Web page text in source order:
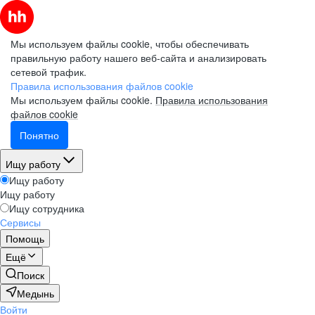
Мы используем файлы cookie, чтобы обеспечивать
правильную работу нашего веб-сайта и анализировать
сетевой трафик.
Правила использования файлов cookie
Мы используем файлы cookie. Правила использования
файлов cookie
Понятно
Ищу работу
Ищу работу
Ищу работу
Ищу сотрудника
Сервисы
Помощь
Ещё
Поиск
Медынь
Войти